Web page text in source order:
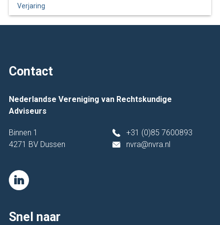
Verjaring
Contact
Nederlandse Vereniging van Rechtskundige
Adviseurs
Binnen 1
4271 BV Dussen
+31 (0)85 7600893
nvra@nvra.nl
Snel naar